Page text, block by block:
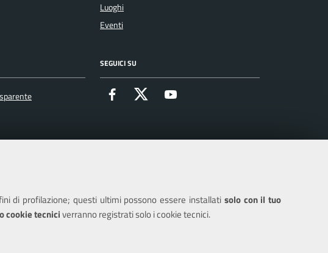
di profilazione; questi ultimi possono essere installati solo con il tuo
cookie tecniciverranno registrati solo i cookie tecnici.
Luoghi
Eventi
SEGUICI SU
Facebook